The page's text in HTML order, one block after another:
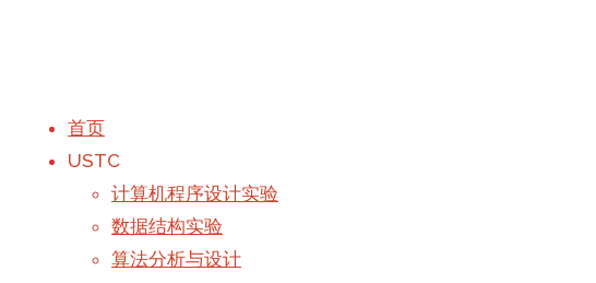
首页
USTC
计算机程序设计实验
数据结构实验
算法分析与设计
TongLi’s Blog 2203更新